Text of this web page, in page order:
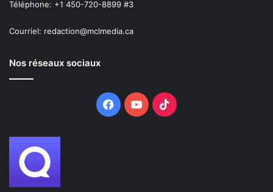
Téléphone: +1 450-720-8899 #3
Courriel: redaction@mclmedia.ca
Nos réseaux sociaux
Facebook
YouTubeTikTok